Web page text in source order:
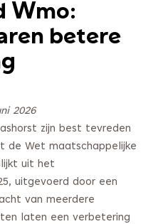
Wmo:
betere
2026
zijn best tevreden
de Wet maatschappelijke
uit het
uitgevoerd door een
van meerdere
laten een verbetering